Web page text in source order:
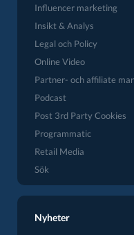
Influencer marketing
Insikt & Analys
Legal och Policy
Online Video
Partner- och affiliate
Podcast
Post 3rd Party Cookies
Programmatic
Retail Media
Sök
Nyheter